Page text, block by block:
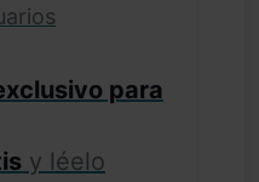
para
y léelo